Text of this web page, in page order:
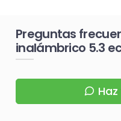
Preguntas
inalámbrico 5.3